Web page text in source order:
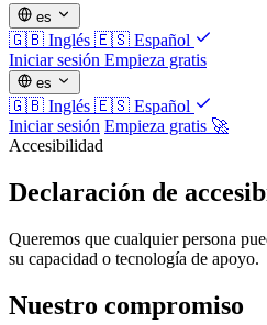
es
🇬🇧 Inglés 🇪🇸 Español
Iniciar sesión Empieza gratis
es
🇬🇧 Inglés 🇪🇸 Español
Iniciar sesión Empieza gratis 🚀
Accesibilidad
Declaración de
Queremos que cualquier persona
su capacidad o tecnología de apoyo.
Nuestro compromiso